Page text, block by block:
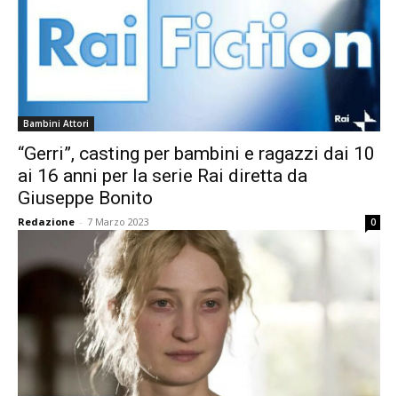
Bambini Attori
“Gerri”, casting per bambini e ragazzi dai 10
ai 16 anni per la serie Rai diretta da
Giuseppe Bonito
Redazione - 7 Marzo 2023 0